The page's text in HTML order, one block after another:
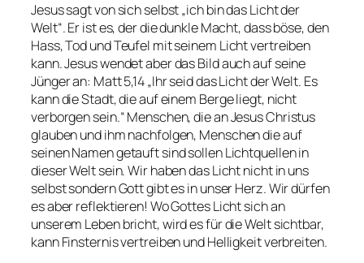
Jesus sagt von sich selbst „ich bin das Licht der
Welt“. Er ist es, der die dunkle Macht, dass böse, den
Hass, Tod und Teufel mit seinem Licht vertreiben
kann. Jesus wendet aber das Bild auch auf seine
Jünger an: Matt 5,14 „Ihr seid das Licht der Welt. Es
kann die Stadt, die auf einem Berge liegt, nicht
verborgen sein.“ Menschen, die an Jesus Christus
glauben und ihm nachfolgen, Menschen die auf
seinen Namen getauft sind sollen Lichtquellen in
dieser Welt sein. Wir haben das Licht nicht in uns
selbst sondern Gott gibt es in unser Herz. Wir dürfen
es aber reflektieren! Wo Gottes Licht sich an
unserem Leben bricht, wird es für die Welt sichtbar,
kann Finsternis vertreiben und Helligkeit verbreiten.